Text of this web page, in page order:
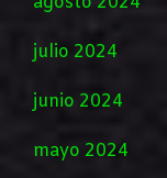
julio 2024
junio 2024
mayo 2024